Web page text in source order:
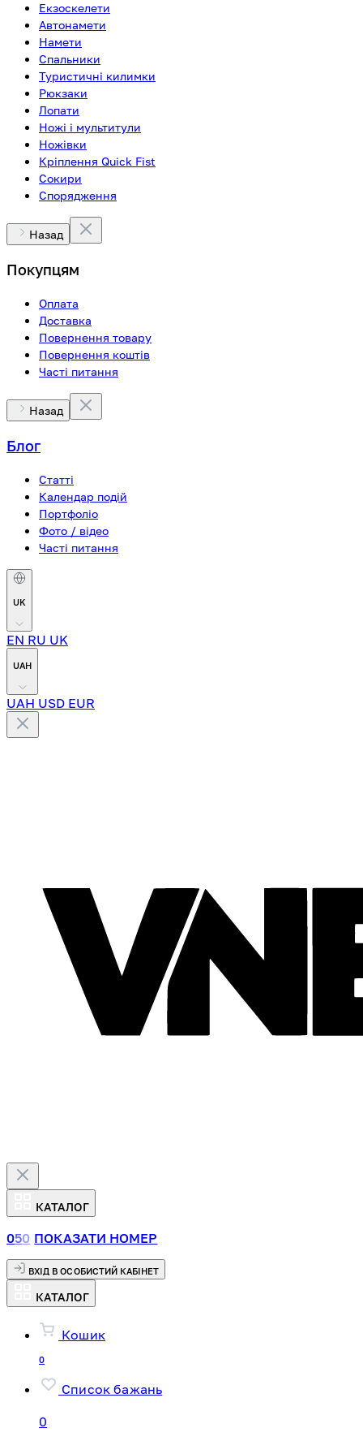
Екзоскелети
Автонамети
Намети
Спальники
Туристичні килимки
Рюкзаки
Лопати
Ножі і мультитули
Ножівки
Кріплення Quick Fist
Сокири
Спорядження
Назад
Покупцям
Оплата
Доставка
Повернення товару
Повернення коштів
Часті питання
Назад
Блог
Статті
Календар подій
Портфоліо
Фото / відео
Часті питання
UK
EN RU UK
UAH
UAH USD EUR
КАТАЛОГ
050 ПОКАЗАТИ НОМЕР
ВХІД В ОСОБИСТИЙ КАБІНЕТ
КАТАЛОГ
Кошик
0
Список бажань
0